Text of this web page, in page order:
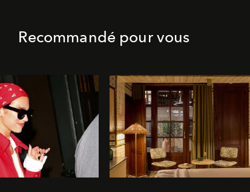
Recommandé pour vous